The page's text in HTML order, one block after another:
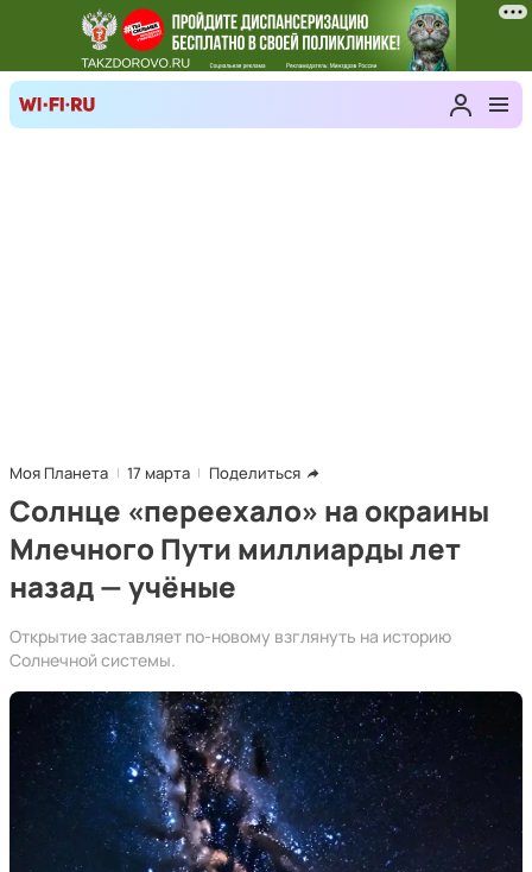
Моя Планета 17 марта Поделиться
Солнце «переехало» на окраины
Млечного Пути миллиарды лет
назад — учёные
Открытие заставляет по-новому взглянуть на историю
Солнечной системы.